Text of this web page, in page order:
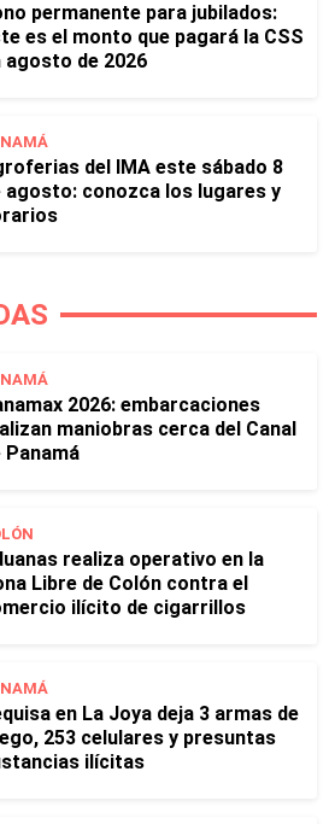
permanente para jubilados:
es el monto que pagará la CSS
agosto de 2026
del IMA este sábado 8
agosto: conozca los lugares y
2026: embarcaciones
maniobras cerca del Canal
Panamá
realiza operativo en la
Libre de Colón contra el
ilícito de cigarrillos
en La Joya deja 3 armas de
253 celulares y presuntas
ilícitas